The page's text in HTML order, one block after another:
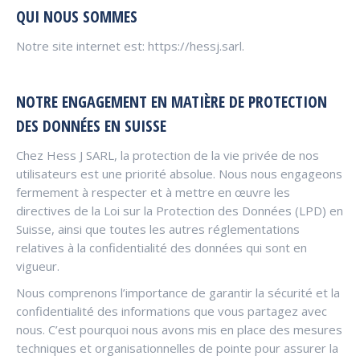
QUI NOUS SOMMES
Notre site internet est: https://hessj.sarl.
NOTRE ENGAGEMENT EN MATIÈRE DE PROTECTION
DES DONNÉES EN SUISSE
Chez Hess J SARL, la protection de la vie privée de nos
utilisateurs est une priorité absolue. Nous nous engageons
fermement à respecter et à mettre en œuvre les
directives de la Loi sur la Protection des Données (LPD) en
Suisse, ainsi que toutes les autres réglementations
relatives à la confidentialité des données qui sont en
vigueur.
Nous comprenons l’importance de garantir la sécurité et la
confidentialité des informations que vous partagez avec
nous. C’est pourquoi nous avons mis en place des mesures
techniques et organisationnelles de pointe pour assurer la